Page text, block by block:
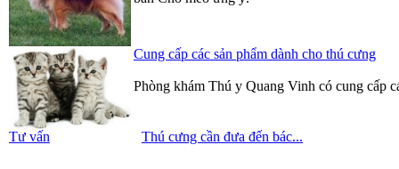
Cung cấp các sản phẩm dành cho thú cưng
Phòng khám Thú y Quang Vinh có cung cấp
Tư vấn Thú cưng cần đưa đến bác...